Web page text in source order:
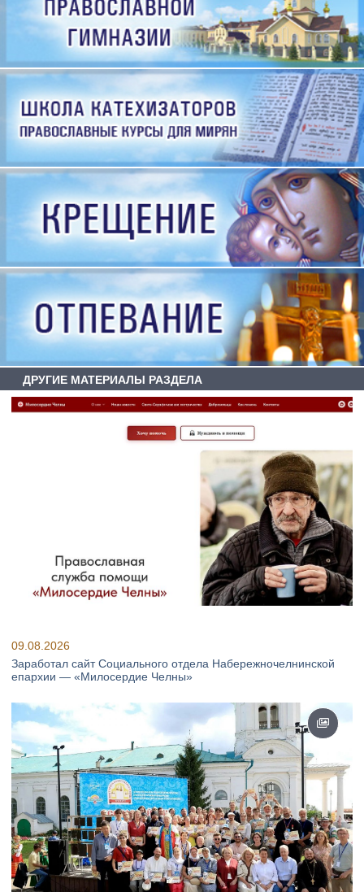
ДРУГИЕ МАТЕРИАЛЫ РАЗДЕЛА
09.08.2026
Заработал сайт Социального отдела Набережночелнинской
епархии — «Милосердие Челны»